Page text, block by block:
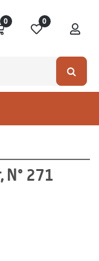
0 0
N° 271